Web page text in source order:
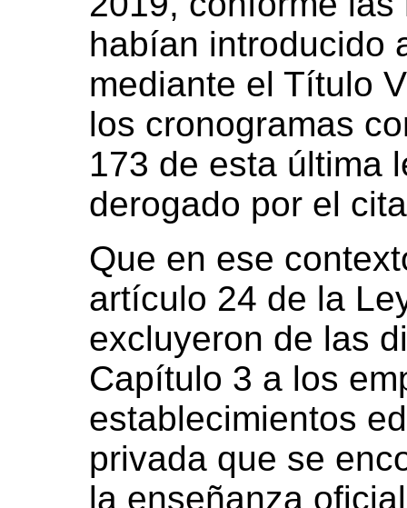
habían introducido
mediante el Título
los cronogramas
173 de esta última
derogado por el
Que en ese
artículo 24 de la
excluyeron de las
Capítulo 3 a los
establecimientos
privada que se
la enseñanza